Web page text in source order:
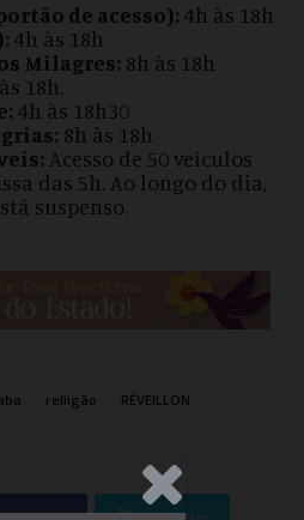
de acesso): 4h às 18h
4h às 18h
Milagres: 8h às 18h
18h.
4h às 18h30
8h às 18h
Acesso de 50 veículos
das 5h. Ao longo do dia,
suspenso.
reliigão RÉVEILLON